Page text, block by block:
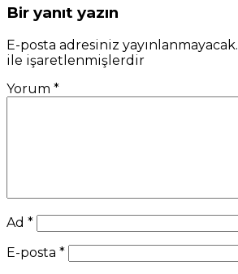
Bir yanıt yazın
E-posta adresiniz yayınlanmayacak.
ile işaretlenmişlerdir
Yorum *
Ad *
E-posta *